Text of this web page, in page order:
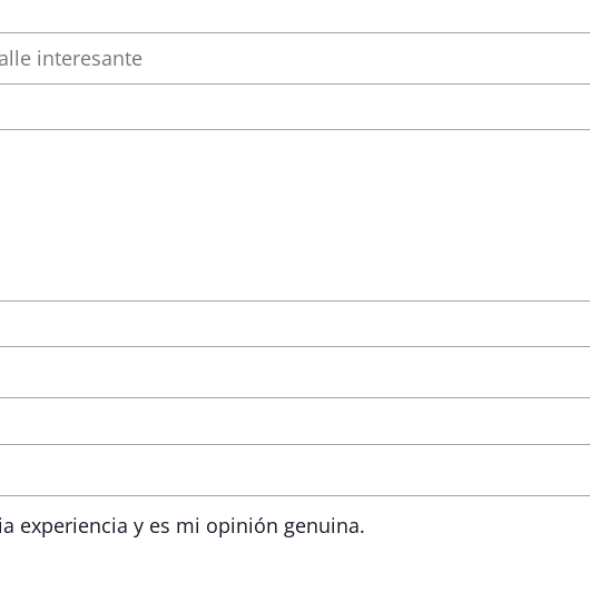
experiencia y es mi opinión genuina.